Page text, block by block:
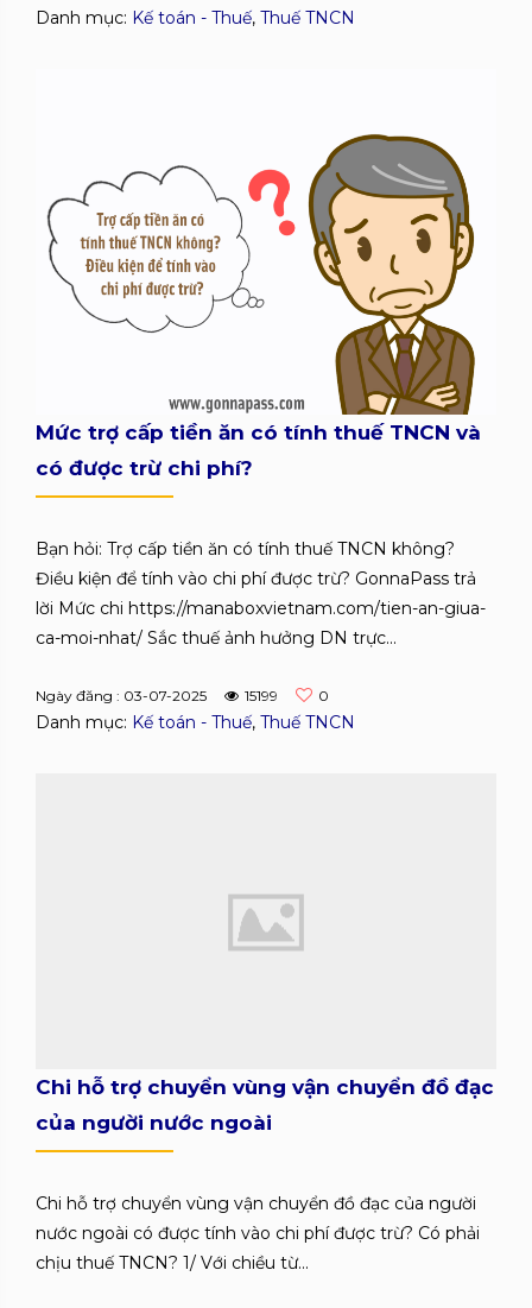
Danh mục: Kế toán - Thuế, Thuế TNCN
Mức trợ cấp tiền ăn có tính thuế TNCN và
có được trừ chi phí?
Bạn hỏi: Trợ cấp tiền ăn có tính thuế TNCN không?
Điều kiện để tính vào chi phí được trừ? GonnaPass trả
lời Mức chi https://manaboxvietnam.com/tien-an-giua-
ca-moi-nhat/ Sắc thuế ảnh hưởng DN trực...
Ngày đăng : 03-07-2025 15199 0
Danh mục: Kế toán - Thuế, Thuế TNCN
Chi hỗ trợ chuyển vùng vận chuyển đồ đạc
của người nước ngoài
Chi hỗ trợ chuyển vùng vận chuyển đồ đạc của người
nước ngoài có được tính vào chi phí được trừ? Có phải
chịu thuế TNCN? 1/ Với chiều từ...